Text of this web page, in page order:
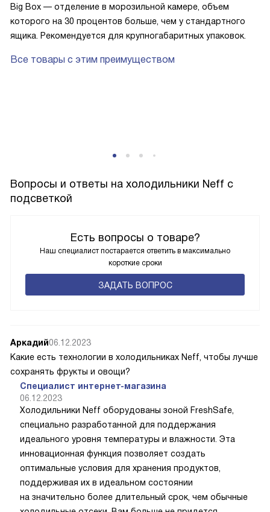
Big Box — отделение в морозильной камере, объем
которого на 30 процентов больше, чем у стандартного
ящика. Рекомендуется для крупногабаритных упаковок.
Все товары с этим преимуществом
Вопросы и ответы на холодильники Neff с
подсветкой
Есть вопросы о товаре?
Наш специалист постарается ответить в максимально
короткие сроки
ЗАДАТЬ ВОПРОС
Аркадий06.12.2023
Какие есть технологии в холодильниках Neff, чтобы лучше
сохранять фрукты и овощи?
Специалист интернет-магазина
06.12.2023
Холодильники Neff оборудованы зоной FreshSafe,
специально разработанной для поддержания
идеального уровня температуры и влажности. Эта
инновационная функция позволяет создать
оптимальные условия для хранения продуктов,
поддерживая их в идеальном состоянии
на значительно более длительный срок, чем обычные